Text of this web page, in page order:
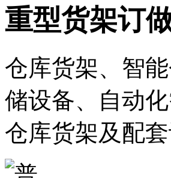
重型货架订
仓库货架、智
储设备、自动
仓库货架及配